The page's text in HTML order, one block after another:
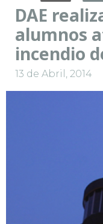
DAE
alumnos
incendio
13 de Abril, 2014